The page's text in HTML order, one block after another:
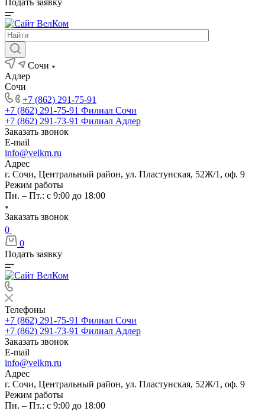
Подать заявку
Сочи
Адлер
Сочи
+7 (862) 291-75-91
+7 (862) 291-75-91 Филиал Сочи
+7 (862) 291-73-91 Филиал Адлер
Заказать звонок
E-mail
info@velkm.ru
Адрес
г. Сочи, Центральный район, ул. Пластунская, 52Ж/1, оф. 9
Режим работы
Пн. – Пт.: с 9:00 до 18:00
Заказать звонок
0
0
Подать заявку
Телефоны
+7 (862) 291-75-91 Филиал Сочи
+7 (862) 291-73-91 Филиал Адлер
Заказать звонок
E-mail
info@velkm.ru
Адрес
г. Сочи, Центральный район, ул. Пластунская, 52Ж/1, оф. 9
Режим работы
Пн. – Пт.: с 9:00 до 18:00